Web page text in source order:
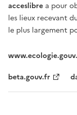
acceslibre a pour
les lieux recevant
le plus largement
beta.gouv.fr